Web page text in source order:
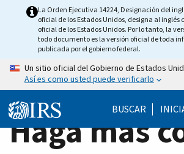
HomeLa Orden Ejecutiva 14224, Designación del
oficial de los Estados Unidos, designa al inglés
oficial de los Estados Unidos. Por lo tanto, la
todo documento es la versión oficial de toda
publicada por el gobierno federal.
Un sitio oficial del Gobierno de Estados
Así es como usted puede verificarlo
BUSCAR
Haga más